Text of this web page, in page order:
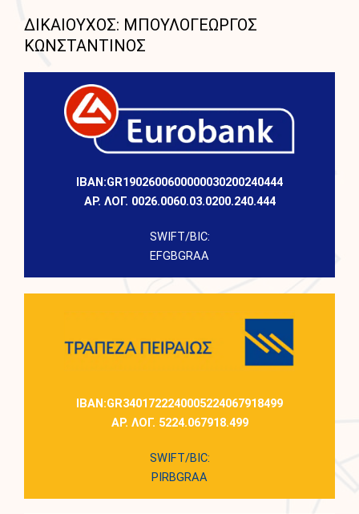
ΔΙΚΑΙΟΥΧΟΣ: ΜΠΟΥΛΟΓΕΩΡΓΟΣ
ΚΩΝΣΤΑΝΤΙΝΟΣ
IBAN:GR1902600600000030200240444
ΑΡ. ΛΟΓ. 0026.0060.03.0200.240.444
SWIFT/BIC:
EFGBGRAA
IBAN:GR3401722240005224067918499
ΑΡ. ΛΟΓ. 5224.067918.499
SWIFT/BIC:
PIRBGRAA